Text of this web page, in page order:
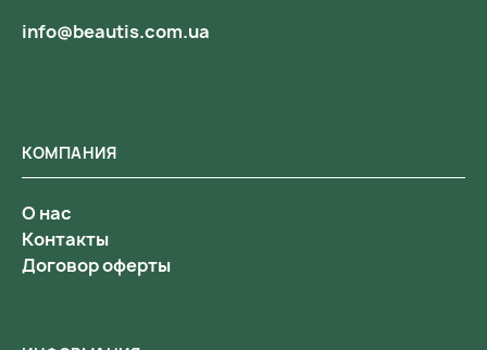
КОМПАНИЯ
О нас
Контакты
Договор оферты
info@beautis.com.ua